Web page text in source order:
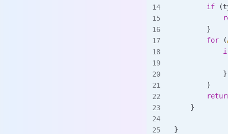
        if
        }
        for
(
            }
        }
    }
}